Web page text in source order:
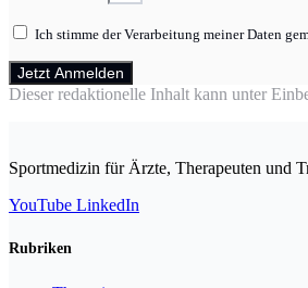
Ich stimme der Verarbeitung meiner Daten
Jetzt Anmelden
Dieser redaktionelle Inhalt kann unter
Sportmedizin für Ärzte, Therapeuten und
YouTube LinkedIn
Rubriken